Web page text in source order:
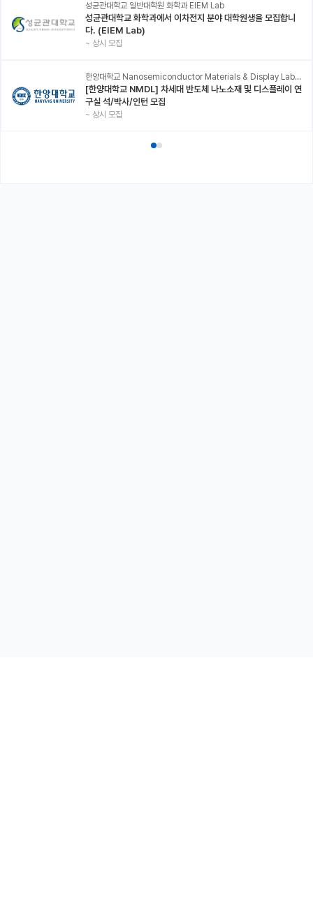
성균관대학교 일반대학원 화학과 EIEM Lab
성균관대학교 화학과에서 이차전지 분야 대학원생을 모집합니
다. (EIEM Lab)
~ 상시 모집
한양대학교 Nanosemiconductor Materials & Display Laboratory
[한양대학교 NMDL] 차세대 반도체 나노소재 및 디스플레이 연
구실 석/박사/인턴 모집
~ 상시 모집